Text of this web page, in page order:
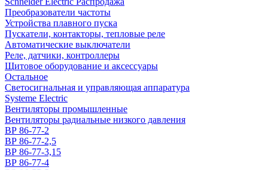
Преобразователи частоты
Устройства плавного пуска
Пускатели, контакторы, тепловые реле
Автоматические выключатели
Реле, датчики, контроллеры
Щитовое оборудование и аксессуары
Остальное
Светосигнальная и управляющая аппаратура
Systeme Electric
Вентиляторы промышленные
Вентиляторы радиальные низкого давления
ВР 86-77-2
ВР 86-77-2,5
ВР 86-77-3,15
ВР 86-77-4